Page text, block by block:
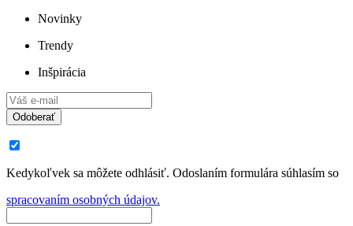
Novinky
Trendy
Inšpirácia
Odoberať
Kedykoľvek sa môžete odhlásiť. Odoslaním formulára súhlasím so
spracovaním osobných údajov.